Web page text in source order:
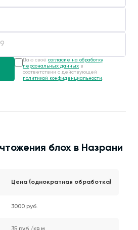
Даю своё согласие на обработку
персональных данных в
соответствии с действующей
политикой конфиденциальности .
блох в Назрани
Цена (однократная обработка)
3000 руб.